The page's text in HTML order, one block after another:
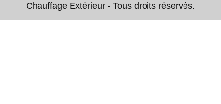
Chauffage Extérieur - Tous droits réservés.